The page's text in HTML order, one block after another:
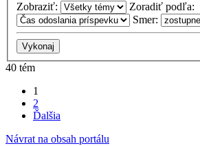
Zobraziť:
Zoradiť podľa:
Smer:
40 tém
1
2
Ďalšia
Návrat na obsah portálu